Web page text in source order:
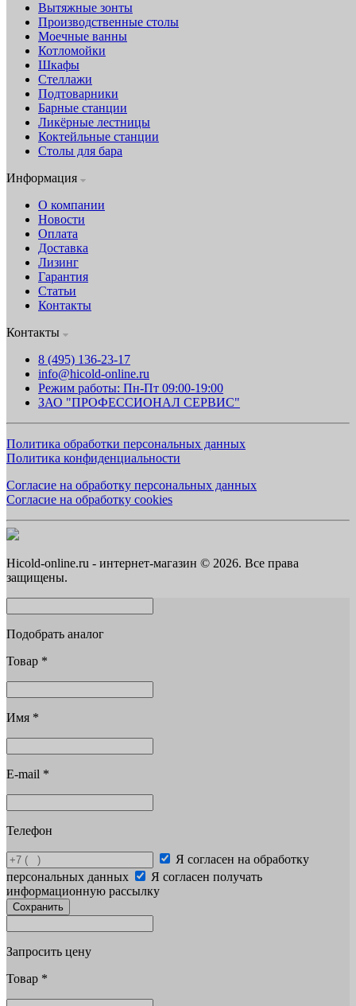
Вытяжные зонты
Производственные столы
Моечные ванны
Котломойки
Шкафы
Стеллажи
Подтоварники
Барные станции
Ликёрные лестницы
Коктейльные станции
Столы для бара
Информация
О компании
Новости
Оплата
Доставка
Лизинг
Гарантия
Статьи
Контакты
Контакты
8 (495) 136-23-17
info@hicold-online.ru
Режим работы: Пн-Пт 09:00-19:00
ЗАО "ПРОФЕССИОНАЛ СЕРВИС"
Политика обработки персональных данных
Политика конфиденциальности
Согласие на обработку персональных данных
Согласие на обработку cookies
Hicold-online.ru - интернет-магазин © 2026. Все права
защищены.
Подобрать аналог
Товар *
Имя *
E-mail *
Телефон
Я согласен на обработку
персональных данных
Я согласен получать
информационную рассылку
Сохранить
Запросить цену
Товар *